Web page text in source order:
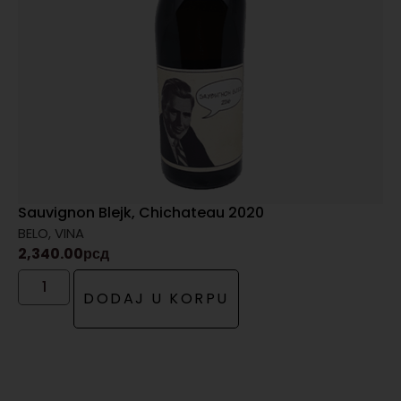
Sauvignon Blejk, Chichateau 2020
BELO, VINA
2,340.00рсд
DODAJ U KORPU